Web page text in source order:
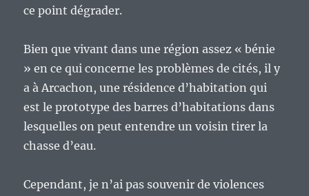
ce point dégrader.
Bien que vivant dans une région assez « bénie
» en ce qui concerne les problèmes de cités, il y
a à Arcachon, une résidence d’habitation qui
est le prototype des barres d’habitations dans
lesquelles on peut entendre un voisin tirer la
chasse d’eau.
Cependant, je n’ai pas souvenir de violences